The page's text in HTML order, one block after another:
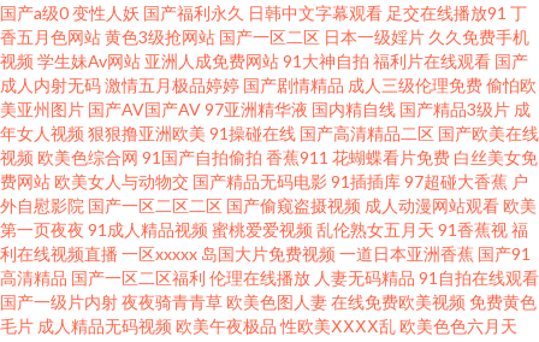
彩 国产一级二级在线 日韩中文字幕中 www日本色 免费观看在线观看高清电
视剧 亚洲自拍另类制服在线 国产探花123 色色色sssgay 99思思精品视 久久
午夜无码鲁丝片午精品 亚洲人成色77 国产精品免费露脸视频 日韩视频中文
91只有精品 美女被爽c 亚洲国产日韩欧美精品 国产ts片网址 人成午夜大片免
费 99在线在线视频观看 老司机一区二区在线 一区二区日韩国产精 国產又粗
又猛又爽又黄 视频91在线国产 97视频8 美日韩在线视频 亚洲精品尤物a 豆花
国产a级0变性人妖 国产福利永久 日韩中文字幕观看 足交在线播放91 丁
香五月色网站黄色3级抢网站 国产一区二区 日本一级婬片 久久免费手机
视频 学生妹Av网站 亚洲人成免费网站91大神自拍 福利片在线观看 国产
成人内射无码激情五月极品婷婷 国产剧情精品 成人三级伦理免费偷怕欧
美亚州图片 国产AV国产AV97亚洲精华液 国内精自线 国产精品3级片 成
年女人视频 狠狠撸亚洲欧美 91操碰在线 国产高清精品二区 国产欧美在线
视频 欧美色综合网 91国产自拍偷拍 香蕉911 花蝴蝶看片免费 白丝美女免
费网站欧美女人与动物交 国产精品无码电影91插插库97超碰大香蕉 户
外自慰影院 国产一区二区二区 国产偷窥盗摄视频 成人动漫网站观看欧美
第一页夜夜 91成人精品视频 蜜桃爱爱视频 乱伦熟女五月天 91香蕉视福
利在线视频直播 一区xxxxx 岛国大片免费视频 一道日本亚洲香蕉 国产91
高清精品 国产一区二区福利 伦理在线播放 人妻无码精品 91自拍在线观看
国产一级片内射夜夜骑青青草欧美色图人妻在线免费欧美视频 免费黄色
毛片 成人精品无码视频 欧美午夜极品 性欧美ⅩⅩⅩⅩ乱欧美色色六月天